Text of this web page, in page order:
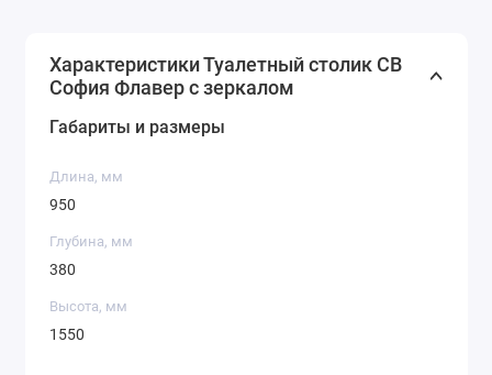
Характеристики Туалетный столик СВ
София Флавер с зеркалом
Габариты и размеры
Длина, мм
950
Глубина, мм
380
Высота, мм
1550